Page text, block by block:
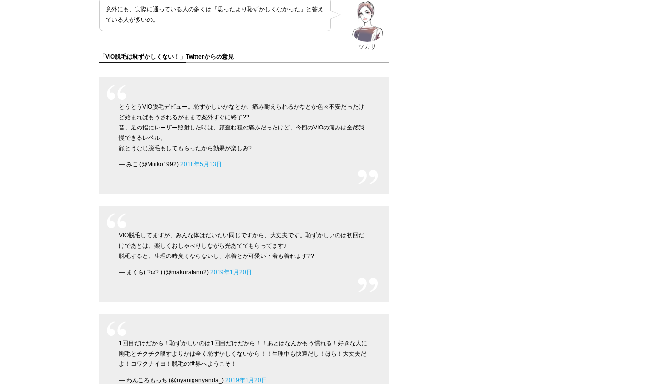
ツカサ
意外にも、実際に通っている人の多くは「思ったより恥ずかしくなかった」と答え
ている人が多いの。
「VIO脱毛は恥ずかしくない！」Twitterからの意見
とうとうVIO脱毛デビュー。恥ずかしいかなとか、痛み耐えられるかなとか色々不安だったけ
ど始まればもうされるがままで案外すぐに終了??
昔、足の指にレーザー照射した時は、顔歪む程の痛みだったけど、今回のVIOの痛みは全然我
慢できるレベル。
顔とうなじ脱毛もしてもらったから効果が楽しみ?
— みこ (@Miiiko1992) 2018年5月13日
VIO脱毛してますが、みんな体はだいたい同じですから、大丈夫です。恥ずかしいのは初回だ
けであとは、楽しくおしゃべりしながら光あててもらってます♪
脱毛すると、生理の時臭くならないし、水着とか可愛い下着も着れます??
— まくら( ?ω? ) (@makuratann2) 2019年1月20日
1回目だけだから！恥ずかしいのは1回目だけだから！！あとはなんかもう慣れる！好きな人に
剛毛とチクチク晒すよりかは全く恥ずかしくないから！！生理中も快適だし！ほら！大丈夫だ
よ！コワクナイヨ！脱毛の世界へようこそ！
— わんころもっち (@nyaniganyanda_) 2019年1月20日